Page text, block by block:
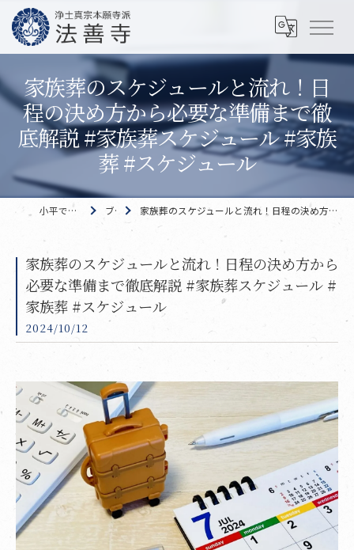
家族葬のスケジュールと流れ！日
程の決め方から必要な準備まで徹
底解説 #家族葬スケジュール #家族
葬 #スケジュール
小平で家族葬なら 法善寺 ブログ 家族葬のスケジュールと流れ！日程の決め方から必要な準備まで徹底解説 #家族葬スケジュール #家族葬 #スケジュール
家族葬のスケジュールと流れ！日程の決め方から
必要な準備まで徹底解説 #家族葬スケジュール #
家族葬 #スケジュール
2024/10/12